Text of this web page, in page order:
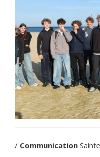
/ Communication